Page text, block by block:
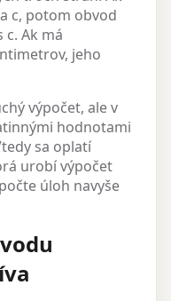
c, potom obvod
c. Ak má
jeho
výpočet, ale v
hodnotami
sa oplatí
urobí výpočet
úloh navyše